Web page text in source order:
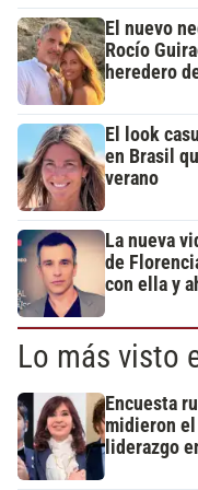
El nuevo
Rocío
heredero
El look
en Brasil
verano
La nueva
de
con ella y
Lo más visto
Encuesta
midieron
liderazgo